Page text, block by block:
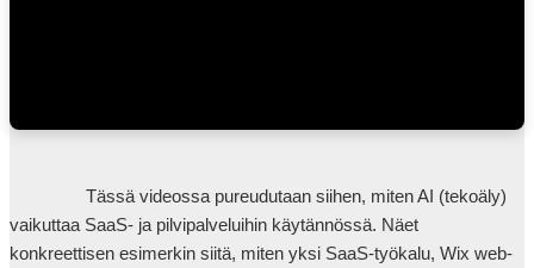
vaikuttaa SaaS- ja pilvipalveluihin käytännössä. Näet
konkreettisen esimerkin siitä, miten yksi SaaS-työkalu, Wix web-